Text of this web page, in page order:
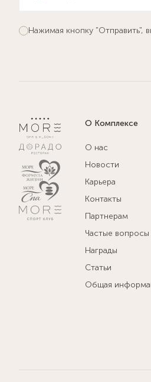
Нажимая кнопку "Отправить",
О Комплексе
О нас
Новости
Карьера
Контакты
Партнерам
Частые вопросы
Награды
Статьи
Общая